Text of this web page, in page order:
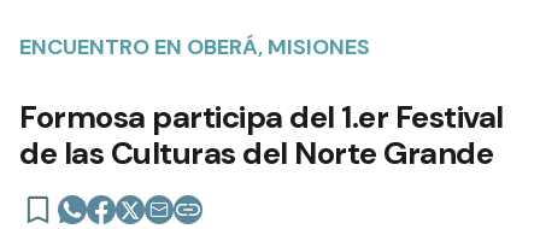
ENCUENTRO EN OBERÁ, MISIONES
Formosa participa del 1.er Festival
de las Culturas del Norte Grande